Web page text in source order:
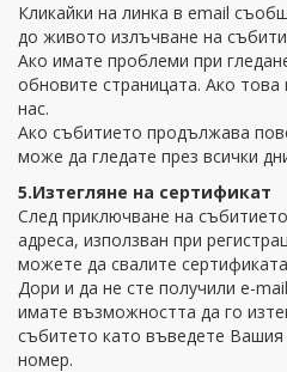
Кликайки на линка в email
до живото излъчване на
Ако имате проблеми при
обновите страницата. Ако
нас.
Ако събитието продължава
може да гледате през всички
5.Изтегляне на сертификат
След приключване на
адреса, използван при
можете да свалите
Дори и да не сте получили e-
имате възможността да го
събитето като въведете
номер.